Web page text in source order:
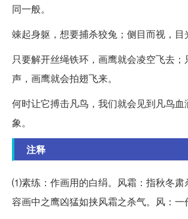
同一般。
竦起身躯，想要捕杀狡兔；侧目而视，目
只要解开丝绳铁环，画鹰就会凌空飞去
声，画鹰就会拍翅飞来。
何时让它搏击凡鸟，我们就会见到凡鸟
象。
注释
⑴素练：作画用的白绢。风霜：指秋冬肃
容画中之鹰凶猛如挟风霜之杀气。风：一作